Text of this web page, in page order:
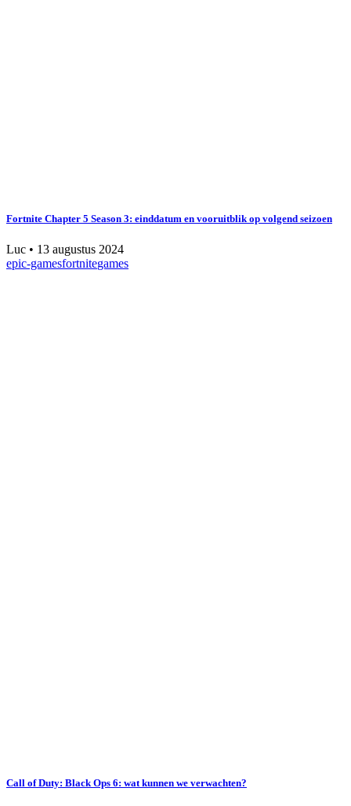
Fortnite Chapter 5 Season 3: einddatum en vooruitblik op volgend seizoen
Luc • 13 augustus 2024
epic-gamesfortnitegames
Call of Duty: Black Ops 6: wat kunnen we verwachten?